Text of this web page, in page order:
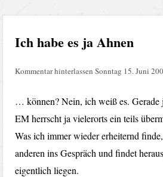
Ich habe es ja Ahnen
Kommentar hinterlassen Sonntag 15. Juni
… können? Nein, ich weiß es. Gerade
EM herrscht ja vielerorts ein teils
Was ich immer wieder erheiternd
anderen ins Gespräch und findet
eigentlich liegen.